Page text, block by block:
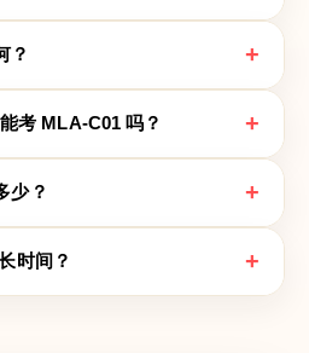
？ +
考 MLA-C01 吗？ +
少？ +
时间？ +